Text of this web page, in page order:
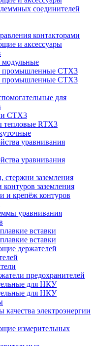
соединителей
контакторами
и аксессуары
промышленные CTX3
промышленные CTX3
для
CTX3
тепловые RTX3
уравнивания
уравнивания
стержни заземления
заземления
и крепёж контуров
уравнивания
вставки
вставки
держателей
предохранителей
для НКУ
для НКУ
качества электроэнергии
измерительных